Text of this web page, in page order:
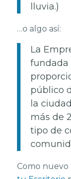
lluvia.)
…o algo así:
La
fundada
público
la
más de
tipo de
Como nuevo